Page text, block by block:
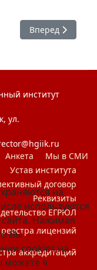
Следующий:
Вперед
институт
ул.
Анкета
Мы в СМИ
Устав института
договор
Реквизиты
ЕГРЮЛ
лицензий
аккредитаций
на
используются
Нажимая
Вы
cookies на
можете в